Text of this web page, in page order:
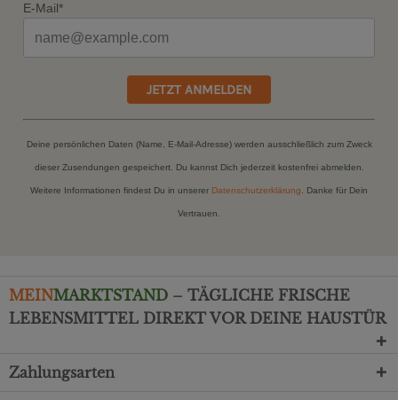
E-Mail*
JETZT ANMELDEN
Deine persönlichen Daten (Name, E-Mail-Adresse) werden ausschließlich zum Zweck
dieser Zusendungen gespeichert. Du kannst Dich jederzeit kostenfrei abmelden.
Weitere Informationen findest Du in unserer Datenschutzerklärung . Danke für Dein
Vertrauen.
MEINMARKTSTAND – TÄGLICHE FRISCHE
LEBENSMITTEL DIREKT VOR DEINE HAUSTÜR
Zahlungsarten